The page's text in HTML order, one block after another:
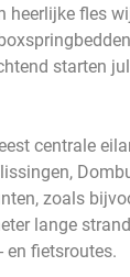
fles
starten
centrale
zoals
lange
en fietsroutes.